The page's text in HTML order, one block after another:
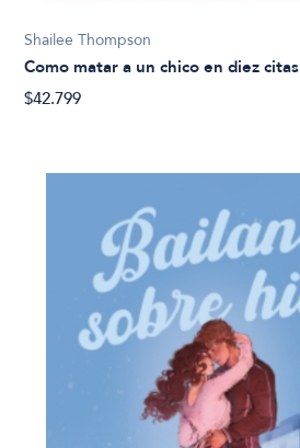
Shailee Thompson
Como matar a un chico en diez citas
$42.799